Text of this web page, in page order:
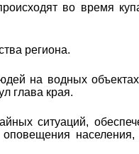
во время
региона.
на водных
глава края.
ситуаций,